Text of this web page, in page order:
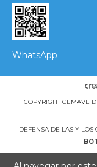
WhatsApp
COPYRIGHT CEMAVE
DEFENSA DE LAS Y LOS